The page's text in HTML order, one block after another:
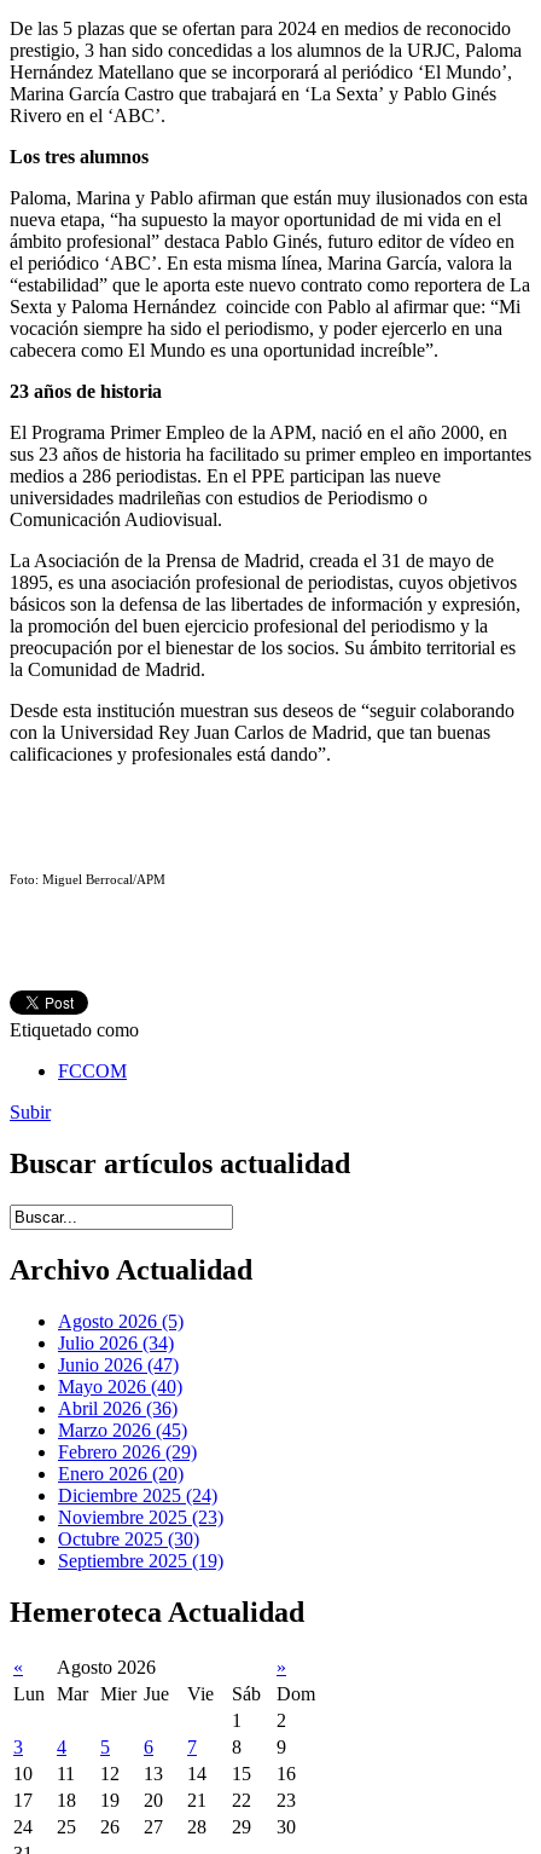
De las 5 plazas que se ofertan para 2024 en medios de reconocido
prestigio, 3 han sido concedidas a los alumnos de la URJC, Paloma
Hernández Matellano que se incorporará al periódico ‘El Mundo’,
Marina García Castro que trabajará en ‘La Sexta’ y Pablo Ginés
Rivero en el ‘ABC’.
Los tres alumnos
Paloma, Marina y Pablo afirman que están muy ilusionados con esta
nueva etapa, “ha supuesto la mayor oportunidad de mi vida en el
ámbito profesional” destaca Pablo Ginés, futuro editor de vídeo en
el periódico ‘ABC’. En esta misma línea, Marina García, valora la
“estabilidad” que le aporta este nuevo contrato como reportera de La
Sexta y Paloma Hernández coincide con Pablo al afirmar que: “Mi
vocación siempre ha sido el periodismo, y poder ejercerlo en una
cabecera como El Mundo es una oportunidad increíble”.
23 años de historia
El Programa Primer Empleo de la APM, nació en el año 2000, en
sus 23 años de historia ha facilitado su primer empleo en importantes
medios a 286 periodistas. En el PPE participan las nueve
universidades madrileñas con estudios de Periodismo o
Comunicación Audiovisual.
La Asociación de la Prensa de Madrid, creada el 31 de mayo de
1895, es una asociación profesional de periodistas, cuyos objetivos
básicos son la defensa de las libertades de información y expresión,
la promoción del buen ejercicio profesional del periodismo y la
preocupación por el bienestar de los socios. Su ámbito territorial es
la Comunidad de Madrid.
Desde esta institución muestran sus deseos de “seguir colaborando
con la Universidad Rey Juan Carlos de Madrid, que tan buenas
calificaciones y profesionales está dando”.
Foto: Miguel Berrocal/APM
Etiquetado como
FCCOM
Subir
Buscar artículos actualidad
Introduce términos de búsqueda
Archivo Actualidad
Agosto 2026 (5)
Julio 2026 (34)
Junio 2026 (47)
Mayo 2026 (40)
Abril 2026 (36)
Marzo 2026 (45)
Febrero 2026 (29)
Enero 2026 (20)
Diciembre 2025 (24)
Noviembre 2025 (23)
Octubre 2025 (30)
Septiembre 2025 (19)
Hemeroteca Actualidad
« Agosto 2026
»
Lun
Mar Mier Jue Vie Sáb
Dom
1
2
3
4 5 6 7 8
9
10
11 12 13 14 15
16
17
18 19 20 21 22
23
24
25 26 27 28 29
30